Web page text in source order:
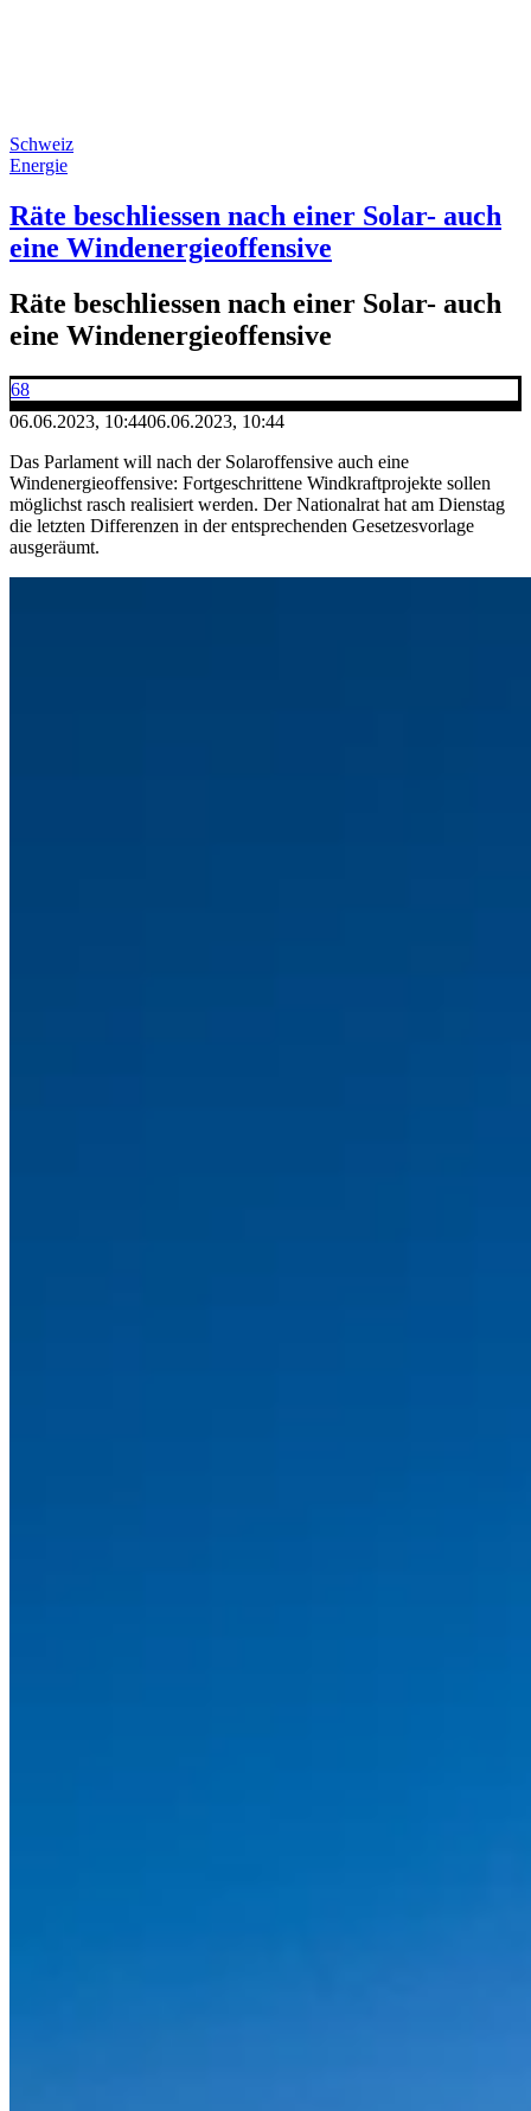
Schweiz
Energie
Räte beschliessen nach einer Solar- auch
eine Windenergieoffensive
Räte beschliessen nach einer Solar- auch
eine Windenergieoffensive
68
06.06.2023, 10:4406.06.2023, 10:44
Das Parlament will nach der Solaroffensive auch eine
Windenergieoffensive: Fortgeschrittene Windkraftprojekte sollen
möglichst rasch realisiert werden. Der Nationalrat hat am Dienstag
die letzten Differenzen in der entsprechenden Gesetzesvorlage
ausgeräumt.